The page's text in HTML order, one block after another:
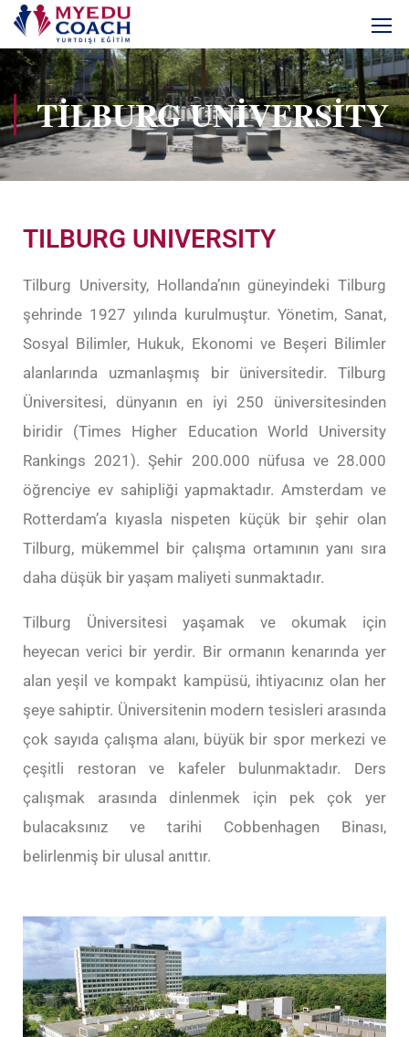
TILBURG UNIVERSITY
TILBURG UNIVERSITY
Tilburg University, Hollanda’nın güneyindeki Tilburg
şehrinde 1927 yılında kurulmuştur. Yönetim, Sanat,
Sosyal Bilimler, Hukuk, Ekonomi ve Beşeri Bilimler
alanlarında uzmanlaşmış bir üniversitedir. Tilburg
Üniversitesi, dünyanın en iyi 250 üniversitesinden
biridir (Times Higher Education World University
Rankings 2021). Şehir 200.000 nüfusa ve 28.000
öğrenciye ev sahipliği yapmaktadır. Amsterdam ve
Rotterdam’a kıyasla nispeten küçük bir şehir olan
Tilburg, mükemmel bir çalışma ortamının yanı sıra
daha düşük bir yaşam maliyeti sunmaktadır.
Tilburg Üniversitesi yaşamak ve okumak için
heyecan verici bir yerdir. Bir ormanın kenarında yer
alan yeşil ve kompakt kampüsü, ihtiyacınız olan her
şeye sahiptir. Üniversitenin modern tesisleri arasında
çok sayıda çalışma alanı, büyük bir spor merkezi ve
çeşitli restoran ve kafeler bulunmaktadır. Ders
çalışmak arasında dinlenmek için pek çok yer
bulacaksınız ve tarihi Cobbenhagen Binası,
belirlenmiş bir ulusal anıttır.